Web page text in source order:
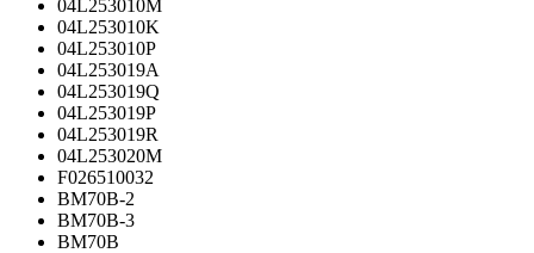
04L253010M
04L253010K
04L253010P
04L253019A
04L253019Q
04L253019P
04L253019R
04L253020M
F026510032
BM70B-2
BM70B-3
BM70B